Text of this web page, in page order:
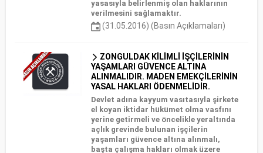
yasasıyla belirlenmiş olan haklarının
verilmesini sağlamaktır.
(31.05.2016) (Basın Açıklamaları)
ZONGULDAK KİLİMLİ İŞÇİLERİNİN
YAŞAMLARI GÜVENCE ALTINA
ALINMALIDIR. MADEN EMEKÇİLERİNİN
YASAL HAKLARI ÖDENMELİDİR.
Devlet adına kayyum vasıtasıyla şirkete
el koyan iktidar hükümet olma vasfını
yerine getirmeli ve öncelikle yeraltında
açlık grevinde bulunan işçilerin
yaşamları güvence altına alınmalı,
başta çalışma hakları olmak üzere